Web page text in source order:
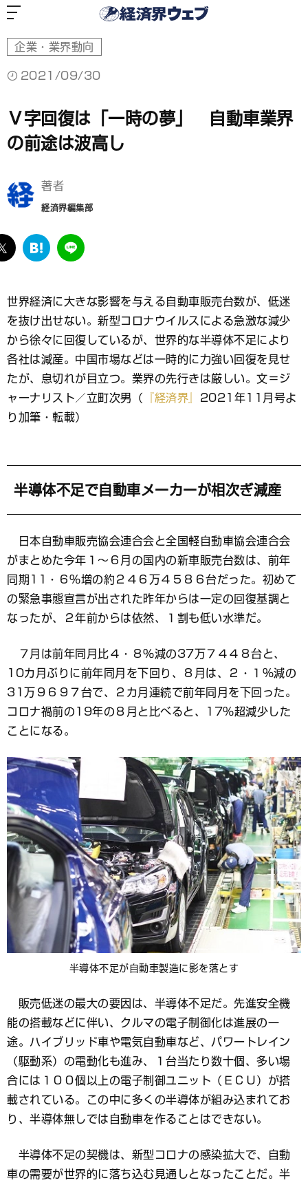
企業・業界動向
2021/09/30
Ｖ字回復は「一時の夢」 自動車業界
の前途は波高し
著者
経済界編集部
twitter
は
ブ
ッ
ク
マ
ー
ク
LINE
世界経済に大きな影響を与える自動車販売台数が、低迷
を抜け出せない。新型コロナウイルスによる急激な減少
から徐々に回復しているが、世界的な半導体不足により
各社は減産。中国市場などは一時的に力強い回復を見せ
たが、息切れが目立つ。業界の先行きは厳しい。文＝ジ
ャーナリスト／立町次男（
『経済界』 2021年11月号よ
り加筆・転載）
半導体不足で自動車メーカーが相次ぎ減産
日本自動車販売協会連合会と全国軽自動車協会連合会
がまとめた今年１～６月の国内の新車販売台数は、前年
同期11・６％増の約２４６万４５８６台だった。初めて
の緊急事態宣言が出された昨年からは一定の回復基調と
なったが、２年前からは依然、１割も低い水準だ。
７月は前年同月比４・８％減の37万７４４８台と、
10カ月ぶりに前年同月を下回り、８月は、２・１％減の
31万９６９７台で、２カ月連続で前年同月を下回った。
コロナ禍前の19年の８月と比べると、17％超減少した
ことになる。
半導体不足が自動車製造に影を落とす
販売低迷の最大の要因は、半導体不足だ。先進安全機
能の搭載などに伴い、クルマの電子制御化は進展の一
途。ハイブリッド車や電気自動車など、パワートレイン
（駆動系）の電動化も進み、１台当たり数十個、多い場
合には１００個以上の電子制御ユニット（ＥＣＵ）が搭
載されている。この中に多くの半導体が組み込まれてお
り、半導体無しでは自動車を作ることはできない。
半導体不足の契機は、新型コロナの感染拡大で、自動
車の需要が世界的に落ち込む見通しとなったことだ。半